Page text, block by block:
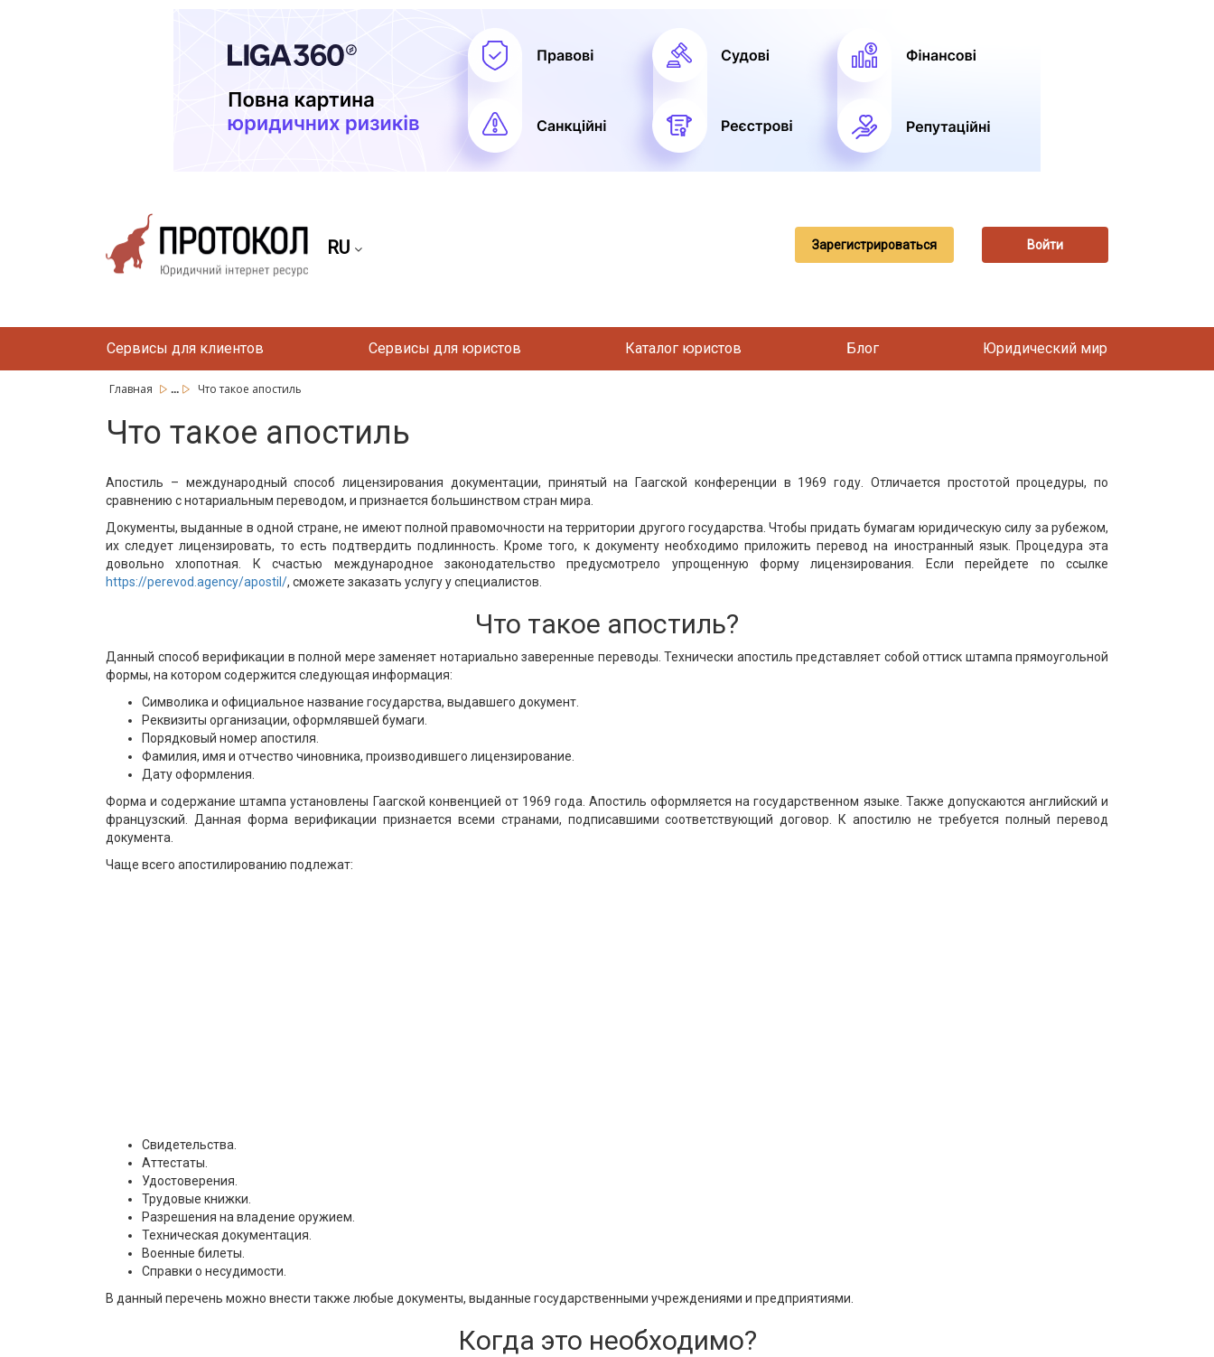
RU Зарегистрироваться Войти
Сервисы для клиентов Сервисы для юристов Каталог юристов Блог Юридический мир
Главная ... Что такое апостиль
Что такое апостиль
Апостиль – международный способ лицензирования документации, принятый на Гаагской конференции в 1969 году. Отличается простотой процедуры, по
сравнению с нотариальным переводом, и признается большинством стран мира.
Документы, выданные в одной стране, не имеют полной правомочности на территории другого государства. Чтобы придать бумагам юридическую силу за рубежом,
их следует лицензировать, то есть подтвердить подлинность. Кроме того, к документу необходимо приложить перевод на иностранный язык. Процедура эта
довольно хлопотная. К счастью международное законодательство предусмотрело упрощенную форму лицензирования. Если перейдете по ссылке
https://perevod.agency/apostil/, сможете заказать услугу у специалистов.
Что такое апостиль?
Данный способ верификации в полной мере заменяет нотариально заверенные переводы. Технически апостиль представляет собой оттиск штампа прямоугольной
формы, на котором содержится следующая информация:
Символика и официальное название государства, выдавшего документ.
Реквизиты организации, оформлявшей бумаги.
Порядковый номер апостиля.
Фамилия, имя и отчество чиновника, производившего лицензирование.
Дату оформления.
Форма и содержание штампа установлены Гаагской конвенцией от 1969 года. Апостиль оформляется на государственном языке. Также допускаются английский и
французский. Данная форма верификации признается всеми странами, подписавшими соответствующий договор. К апостилю не требуется полный перевод
документа.
Чаще всего апостилированию подлежат:
Свидетельства.
Аттестаты.
Удостоверения.
Трудовые книжки.
Разрешения на владение оружием.
Техническая документация.
Военные билеты.
Справки о несудимости.
В данный перечень можно внести также любые документы, выданные государственными учреждениями и предприятиями.
Когда это необходимо?